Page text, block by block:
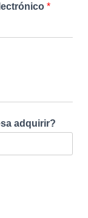
*
adquirir?